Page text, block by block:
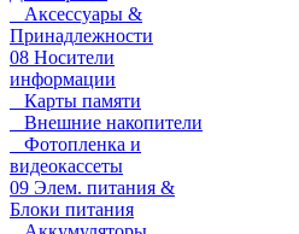
Аксессуары &
Принадлежности
08 Носители
информации
Карты памяти
Внешние накопители
Фотопленка и
видеокассеты
09 Элем. питания &
Блоки питания